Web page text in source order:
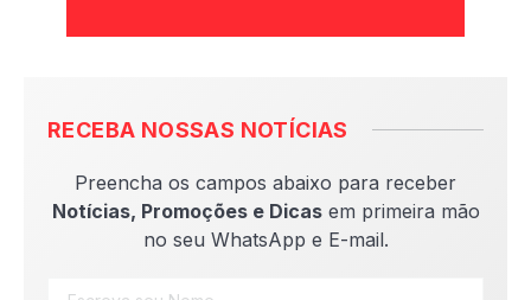
RECEBA NOSSAS NOTÍCIAS
Preencha os campos abaixo para receber
Notícias, Promoções e Dicasem primeira mão
no seu WhatsApp e E-mail.